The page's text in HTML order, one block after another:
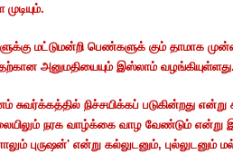
மட்டுமன்றி பெண்களுக் கும் தாமாக
அனுமதியையும் இஸ்லாம் வழங்கியுள்ளது.
சுவர்க்கத்தில் நிச்சயிக்கப் படுகின்றது என்று
நரக வாழ்க்கை வாழ வேண்டும்
புருஷன்' என்று கல்லுடனும், புல்லுடனும்